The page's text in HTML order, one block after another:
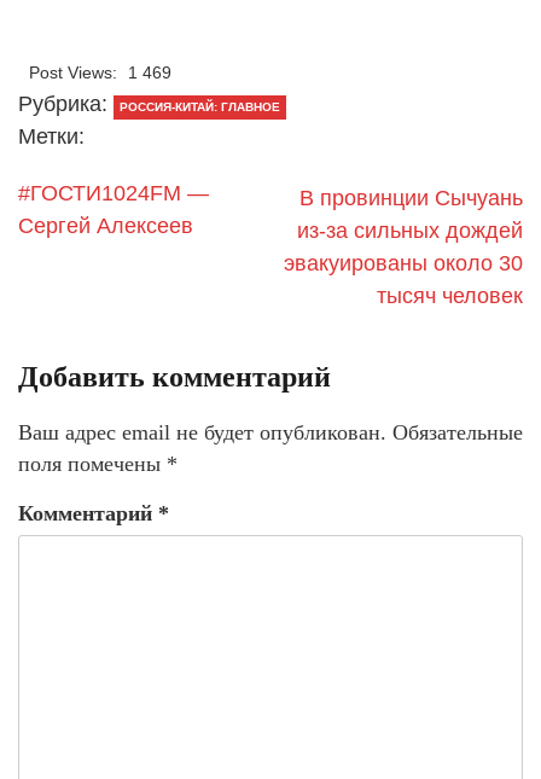
Post Views: 1 469
Рубрика: РОССИЯ-КИТАЙ: ГЛАВНОЕ
Метки:
#ГОСТИ1024FM —
Сергей Алексеев
В провинции Сычуань
из-за сильных дождей
эвакуированы около 30
тысяч человек
Добавить комментарий
Ваш адрес email не будет опубликован. Обязательные
поля помечены *
Комментарий *